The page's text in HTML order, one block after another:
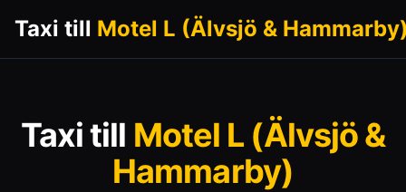
Taxi till Motel L (Älvsjö &
Taxi till Motel L (Älvsjö &
Hammarby)